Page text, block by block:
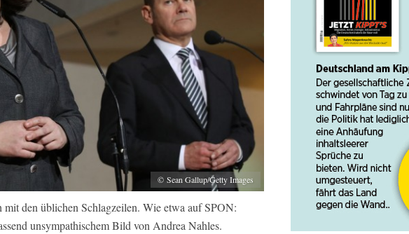
© Sean Gallup/Getty Images
den üblichen Schlagzeilen. Wie etwa auf SPON:
unsympathischem Bild von Andrea Nahles.